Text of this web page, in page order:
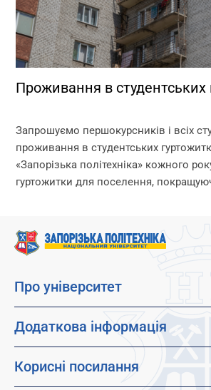
Проживання в студентських
Запрошуємо першокурсників і всіх
проживання в студентських
«Запорізька політехніка» кожного
гуртожитки для поселення,
Про університет
Місія, візія та цінності
Факультети
Додаткова інформація
Дистанційне навчання
Корисні посилання